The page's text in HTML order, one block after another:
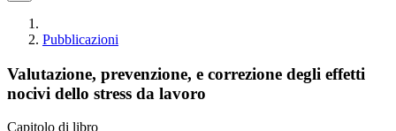
Pubblicazioni
Valutazione, prevenzione, e correzione degli effetti
nocivi dello stress da lavoro
Capitolo di libro